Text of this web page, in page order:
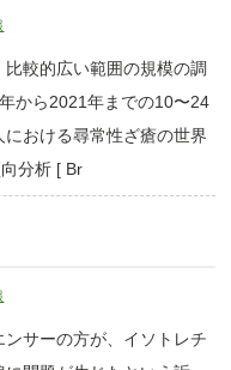
較的広い範囲の規模の調
から2021年までの10〜24
おける尋常性ざ瘡の世界
分析 [ Br
ンサーの方が、イソトレチ